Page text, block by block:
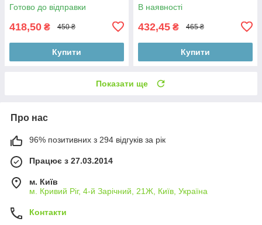
Готово до відправки
418,50 ₴ 450 ₴
Купити
В наявності
432,45 ₴ 465 ₴
Купити
Показати ще
Про нас
96% позитивних з 294 відгуків за рік
Працює з 27.03.2014
м. Київ
м. Кривий Ріг, 4-й Зарічний, 21Ж, Київ, Україна
Контакти